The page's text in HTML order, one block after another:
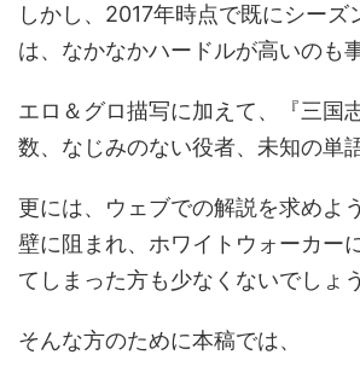
しかし、2017年時点で既にシーズ
は、なかなかハードルが高いのも
エロ＆グロ描写に加えて、『三国
数、なじみのない役者、未知の単
更には、ウェブでの解説を求めよ
壁に阻まれ、ホワイトウォーカー
てしまった方も少なくないでしょう
そんな方のために本稿では、